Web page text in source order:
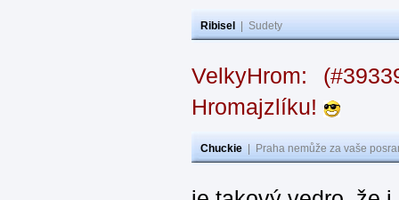
Ribisel Sudety
VelkyHrom:
Hromajzlíku!
Chuckie Praha nemůže za vaše